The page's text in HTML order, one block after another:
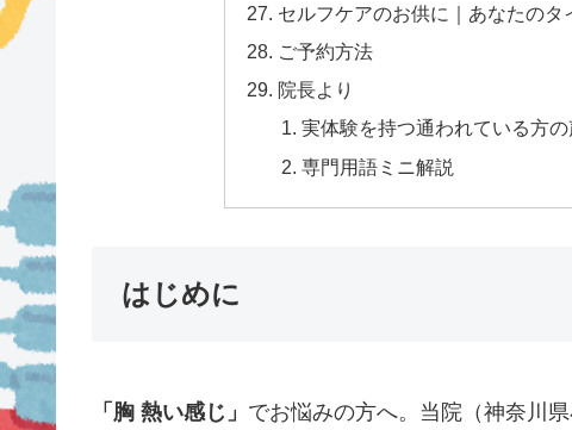
セルフケアのお供に｜あなたのタ
ご予約方法
院長より
実体験を持つ通われている方の
専門用語ミニ解説
はじめに
「胸 熱い感じ」 でお悩みの方へ。当院（神奈川